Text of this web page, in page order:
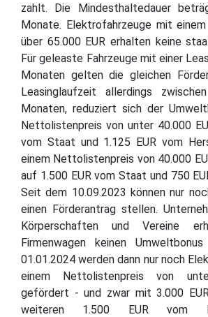
zahlt. Die Mindesthaltedauer
Monate. Elektrofahrzeuge mit
über 65.000 EUR erhalten keine
Für geleaste Fahrzeuge mit einer
Monaten gelten die gleichen
Leasinglaufzeit allerdings
Monaten, reduziert sich der
Nettolistenpreis von unter 40.000
vom Staat und 1.125 EUR vom
einem Nettolistenpreis von 40.000
auf 1.500 EUR vom Staat und 750
Seit dem 10.09.2023 können nur
einen Förderantrag stellen.
Körperschaften und Vereine
Firmenwagen keinen
01.01.2024 werden dann nur noch
einem Nettolistenpreis von
gefördert - und zwar mit 3.000
weiteren 1.500 EUR vom